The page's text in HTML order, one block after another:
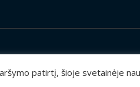
patirtį, šioje svetainėje